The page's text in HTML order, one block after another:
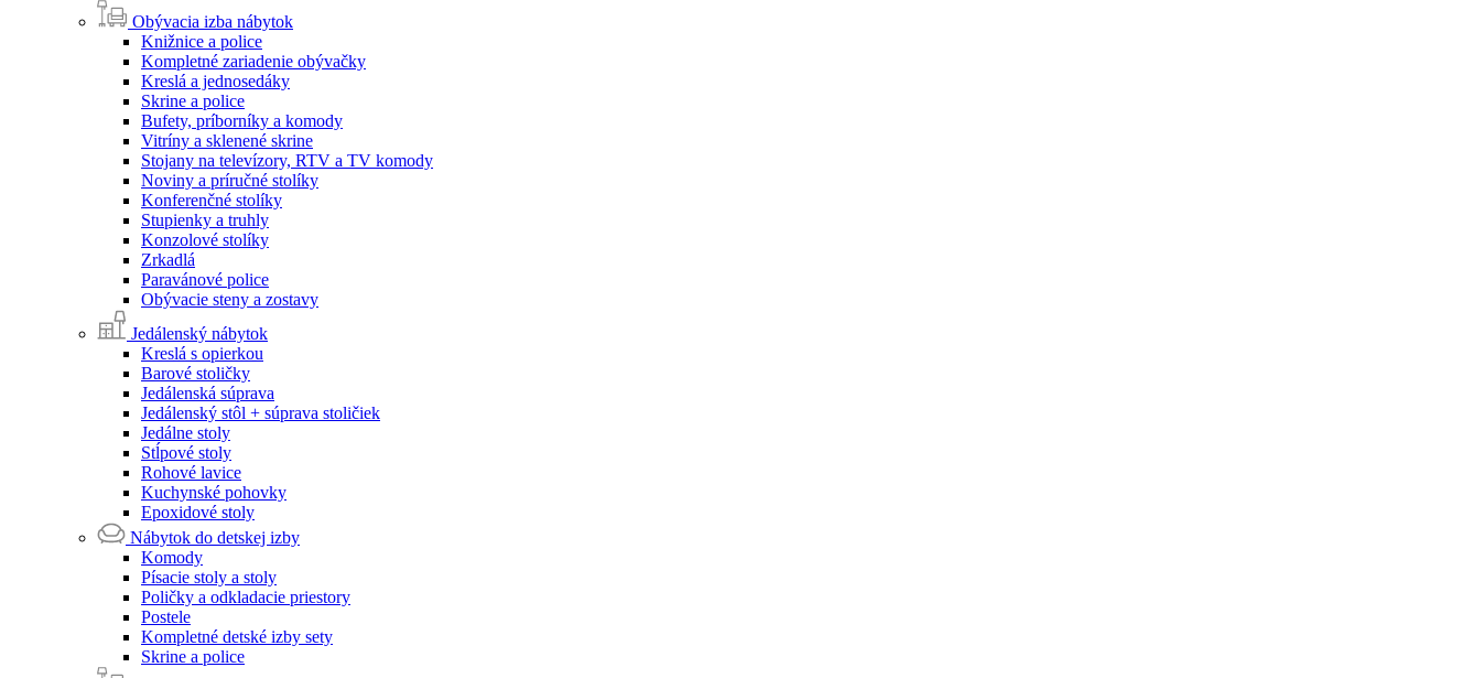
Obývacia izba nábytok
Knižnice a police
Kompletné zariadenie obývačky
Kreslá a jednosedáky
Skrine a police
Bufety, príborníky a komody
Vitríny a sklenené skrine
Stojany na televízory, RTV a TV komody
Noviny a príručné stolíky
Konferenčné stolíky
Stupienky a truhly
Konzolové stolíky
Zrkadlá
Paravánové police
Obývacie steny a zostavy
Jedálenský nábytok
Kreslá s opierkou
Barové stoličky
Jedálenská súprava
Jedálenský stôl + súprava stoličiek
Jedálne stoly
Stĺpové stoly
Rohové lavice
Kuchynské pohovky
Epoxidové stoly
Nábytok do detskej izby
Komody
Písacie stoly a stoly
Poličky a odkladacie priestory
Postele
Kompletné detské izby sety
Skrine a police